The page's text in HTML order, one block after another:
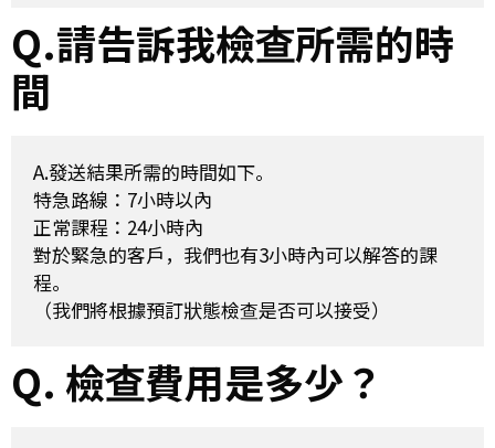
Q.請告訴我檢查所需的時
間
A.發送結果所需的時間如下。
特急路線：7小時以內
正常課程：24小時內
對於緊急的客戶，我們也有3小時內可以解答的課
程。
Q. 檢查費用是多少？